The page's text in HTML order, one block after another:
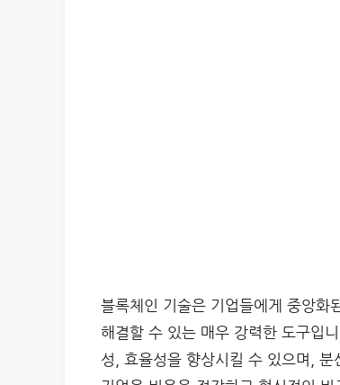
블록체인 기술은 기업들에게 중앙화
해결할 수 있는 매우 강력한 도구입
성, 효율성을 향상시킬 수 있으며,